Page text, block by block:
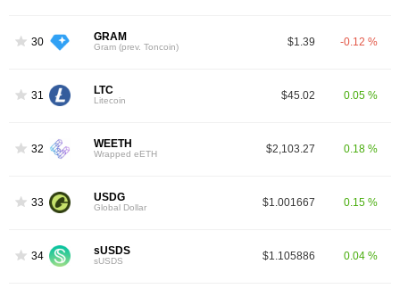
30 GRAM
Gram (prev. Toncoin) $1.39 -0.12 %
31 LTC
Litecoin $45.02 0.05 %
32 WEETH
Wrapped eETH $2,103.27 0.18 %
33 USDG
Global Dollar $1.001667 0.15 %
34 sUSDS
sUSDS $1.105886 0.04 %